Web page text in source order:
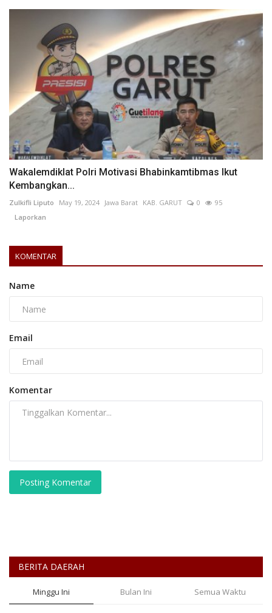
Wakalemdiklat Polri Motivasi Bhabinkamtibmas Ikut
Kembangkan...
Zulkifli Liputo May 19, 2024 Jawa Barat KAB. GARUT 0
95
Laporkan
KOMENTAR
Name
Email
Komentar
Posting Komentar
BERITA DAERAH
Minggu Ini Bulan Ini Semua Waktu